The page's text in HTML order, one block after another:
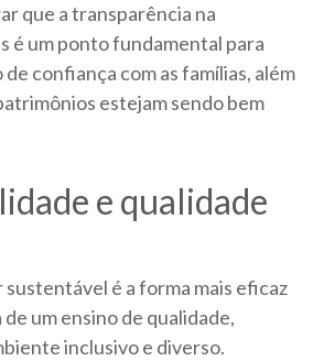
que a transparência na
é um ponto fundamental para
confiança com as famílias, além
estejam sendo bem
e qualidade
sustentável é a forma mais eficaz
um ensino de qualidade,
inclusivo e diverso.